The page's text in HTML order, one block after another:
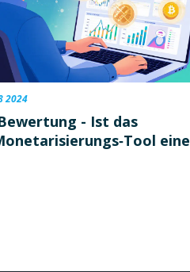
2024
- Ist das
eine